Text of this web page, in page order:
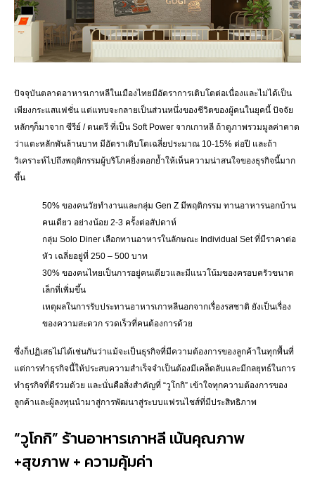
ปัจจุบันตลาดอาหารเกาหลีในเมืองไทยมีอัตราการเติบโตต่อเนื่องและไม่ได้เป็น
เพียงกระแสแฟชั่น แต่แทบจะกลายเป็นส่วนหนึ่งของชีวิตของผู้คนในยุคนี้ ปัจจัย
หลักๆก็มาจาก ซีรีย์ / ดนตรี ที่เป็น Soft Power จากเกาหลี ถ้าดูภาพรวมมูลค่าคาด
ว่าแตะหลักพันล้านบาท มีอัตราเติบโตเฉลี่ยประมาณ 10-15% ต่อปี และถ้า
วิเคราะห์ไปถึงพฤติกรรมผู้บริโภคยิ่งตอกย้ำให้เห็นความน่าสนใจของธุรกิจนี้มาก
ขึ้น
50% ของคนวัยทำงานและกลุ่ม Gen Z มีพฤติกรรม ทานอาหารนอกบ้าน
คนเดียว อย่างน้อย 2-3 ครั้งต่อสัปดาห์
กลุ่ม Solo Diner เลือกทานอาหารในลักษณะ Individual Set ที่มีราคาต่อ
หัว เฉลี่ยอยู่ที่ 250 – 500 บาท
30% ของคนไทยเป็นการอยู่คนเดียวและมีแนวโน้มของครอบครัวขนาด
เล็กที่เพิ่มขึ้น
เหตุผลในการรับประทานอาหารเกาหลีนอกจากเรื่องรสชาติ ยังเป็นเรื่อง
ของความสะดวก รวดเร็วที่คนต้องการด้วย
ซึ่งก็ปฏิเสธไม่ได้เช่นกันว่าแม้จะเป็นธุรกิจที่มีความต้องการของลูกค้าในทุกพื้นที่
แต่การทำธุรกิจนี้ให้ประสบความสำเร็จจำเป็นต้องมีเคล็ดลับและมีกลยุทธ์ในการ
ทำธุรกิจที่ดีร่วมด้วย และนั่นคือสิ่งสำคัญที่ “วูโกกิ” เข้าใจทุกความต้องการของ
ลูกค้าและผู้ลงทุนนำมาสู่การพัฒนาสู่ระบบแฟรนไชส์ที่มีประสิทธิภาพ
“วูโกกิ” ร้านอาหารเกาหลี เน้นคุณภาพ
+สุขภาพ + ความคุ้มค่า